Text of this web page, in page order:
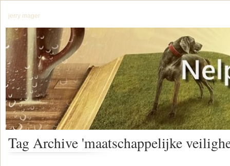
jerry mager
Tag Archive 'maatschappelijke